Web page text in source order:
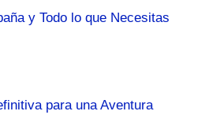
y Todo lo que Necesitas
para una Aventura